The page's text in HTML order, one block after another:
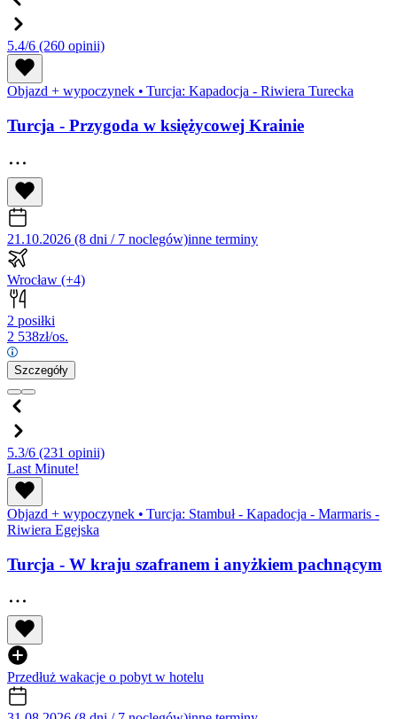
5.4/6 (260 opinii)
Objazd + wypoczynek • Turcja: Kapadocja - Riwiera Turecka
Turcja - Przygoda w księżycowej Krainie
21.10.2026 (8 dni / 7 noclegów)inne terminy
Wrocław (+4)
2 posiłki
2 538zł/os.
Szczegóły
5.3/6 (231 opinii)
Last Minute!
Objazd + wypoczynek • Turcja: Stambuł - Kapadocja - Marmaris -
Riwiera Egejska
Turcja - W kraju szafranem i anyżkiem pachnącym
Przedłuż wakacje o pobyt w hotelu